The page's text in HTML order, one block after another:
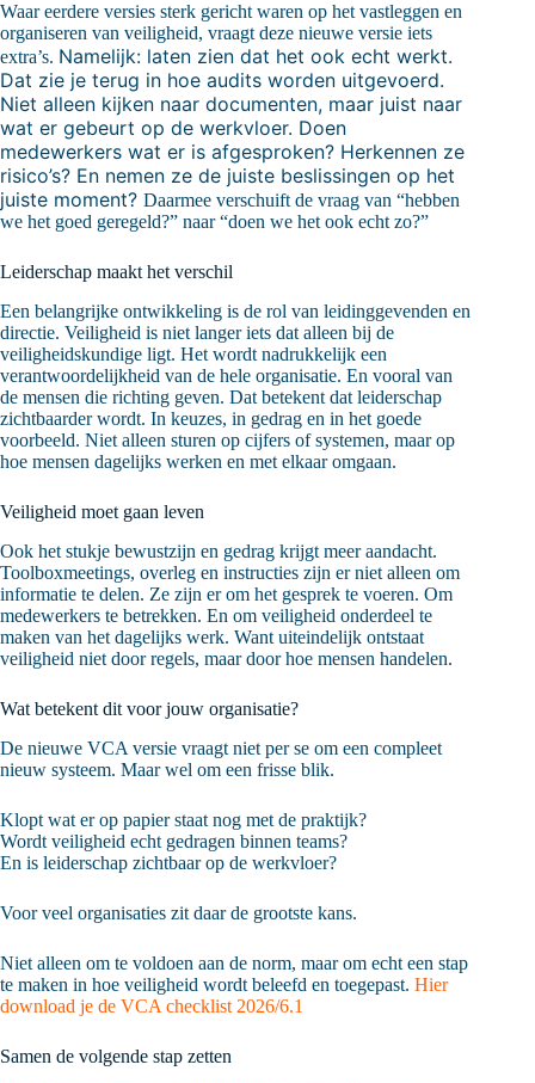
Waar eerdere versies sterk gericht waren op het vastleggen en
organiseren van veiligheid, vraagt deze nieuwe versie iets
extra’s. Namelijk: laten zien dat het ook echt werkt.
Dat zie je terug in hoe audits worden uitgevoerd.
Niet alleen kijken naar documenten, maar juist naar
wat er gebeurt op de werkvloer. Doen
medewerkers wat er is afgesproken? Herkennen ze
risico’s? En nemen ze de juiste beslissingen op het
juiste moment? Daarmee verschuift de vraag van “hebben
we het goed geregeld?” naar “doen we het ook echt zo?”
Leiderschap maakt het verschil
Een belangrijke ontwikkeling is de rol van leidinggevenden en
directie. Veiligheid is niet langer iets dat alleen bij de
veiligheidskundige ligt. Het wordt nadrukkelijk een
verantwoordelijkheid van de hele organisatie. En vooral van
de mensen die richting geven. Dat betekent dat leiderschap
zichtbaarder wordt. In keuzes, in gedrag en in het goede
voorbeeld. Niet alleen sturen op cijfers of systemen, maar op
hoe mensen dagelijks werken en met elkaar omgaan.
Veiligheid moet gaan leven
Ook het stukje bewustzijn en gedrag krijgt meer aandacht.
Toolboxmeetings, overleg en instructies zijn er niet alleen om
informatie te delen. Ze zijn er om het gesprek te voeren. Om
medewerkers te betrekken. En om veiligheid onderdeel te
maken van het dagelijks werk. Want uiteindelijk ontstaat
veiligheid niet door regels, maar door hoe mensen handelen.
Wat betekent dit voor jouw organisatie?
De nieuwe VCA versie vraagt niet per se om een compleet
nieuw systeem. Maar wel om een frisse blik.
Klopt wat er op papier staat nog met de praktijk?
Wordt veiligheid echt gedragen binnen teams?
En is leiderschap zichtbaar op de werkvloer?
Voor veel organisaties zit daar de grootste kans.
Niet alleen om te voldoen aan de norm, maar om echt een stap
te maken in hoe veiligheid wordt beleefd en toegepast. Hier
download je de VCA checklist 2026/6.1
Samen de volgende stap zetten